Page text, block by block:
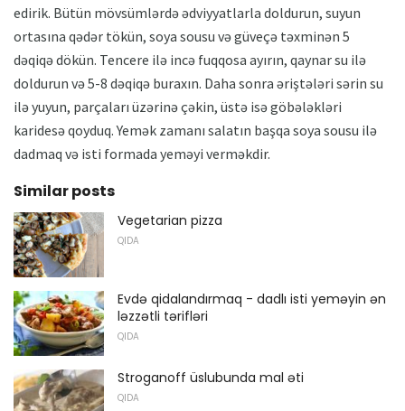
edirik. Bütün mövsümlərdə ədviyyatlarla doldurun, suyun
ortasına qədər tökün, soya sousu və güveçə təxminən 5
dəqiqə dökün. Tencere ilə incə fuqqosa ayırın, qaynar su ilə
doldurun və 5-8 dəqiqə buraxın. Daha sonra əriştələri sərin su
ilə yuyun, parçaları üzərinə çəkin, üstə isə göbələkləri
karidesə qoyduq. Yemək zamanı salatın başqa soya sousu ilə
dadmaq və isti formada yeməyi verməkdir.
Similar posts
Vegetarian pizza
QIDA
Evdə qidalandırmaq - dadlı isti yeməyin ən
ləzzətli tərifləri
QIDA
Stroganoff üslubunda mal əti
QIDA